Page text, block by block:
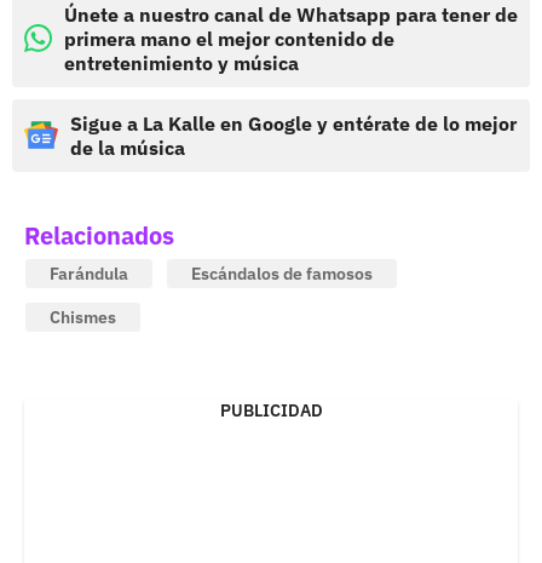
Únete a nuestro canal de Whatsapp para tener de
primera mano el mejor contenido de
entretenimiento y música
Sigue a La Kalle en Google y entérate de lo mejor
de la música
Relacionados
Farándula
Escándalos de famosos
Chismes
PUBLICIDAD